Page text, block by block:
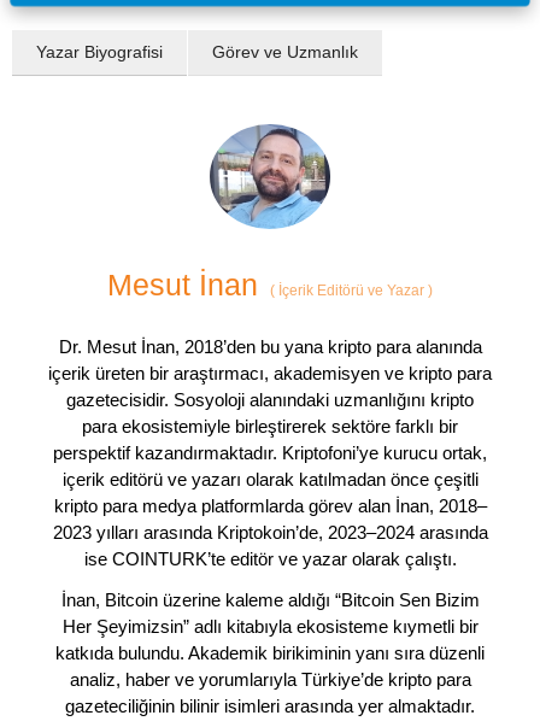
Yazar Biyografisi Görev ve Uzmanlık
Mesut İnan ( İçerik Editörü ve Yazar )
Dr. Mesut İnan, 2018’den bu yana kripto para alanında
içerik üreten bir araştırmacı, akademisyen ve kripto para
gazetecisidir. Sosyoloji alanındaki uzmanlığını kripto
para ekosistemiyle birleştirerek sektöre farklı bir
perspektif kazandırmaktadır. Kriptofoni’ye kurucu ortak,
içerik editörü ve yazarı olarak katılmadan önce çeşitli
kripto para medya platformlarda görev alan İnan, 2018–
2023 yılları arasında Kriptokoin’de, 2023–2024 arasında
ise COINTURK’te editör ve yazar olarak çalıştı.
İnan, Bitcoin üzerine kaleme aldığı “Bitcoin Sen Bizim
Her Şeyimizsin” adlı kitabıyla ekosisteme kıymetli bir
katkıda bulundu. Akademik birikiminin yanı sıra düzenli
analiz, haber ve yorumlarıyla Türkiye’de kripto para
gazeteciliğinin bilinir isimleri arasında yer almaktadır.